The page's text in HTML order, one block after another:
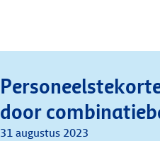
door
31 augustus 2023